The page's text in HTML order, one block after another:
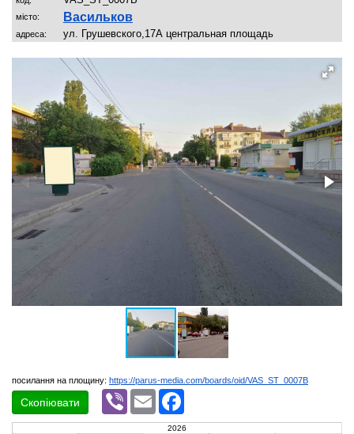
місто: Васильков
адреса: ул. Грушевского,17А центральная площадь
посилання на площину: https://parus-media.com/boards/oid/VAS_ST_0007B
Скопіювати
Viber Email
2026